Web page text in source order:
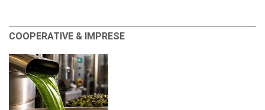
COOPERATIVE & IMPRESE